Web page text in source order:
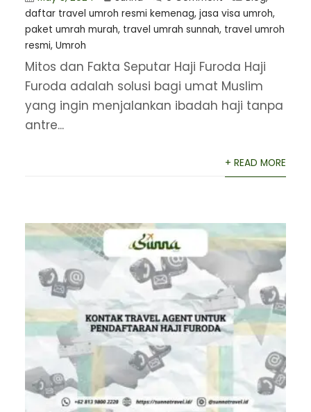
daftar travel umroh resmi kemenag, jasa visa umroh,
paket umrah murah, travel umrah sunnah, travel umroh
resmi, Umroh
Mitos dan Fakta Seputar Haji Furoda Haji
Furoda adalah solusi bagi umat Muslim
yang ingin menjalankan ibadah haji tanpa
antre...
+ READ MORE